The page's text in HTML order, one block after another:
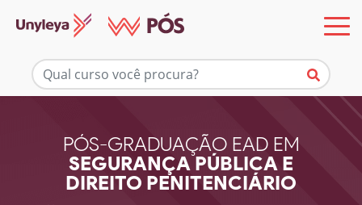
PÓS-GRADUAÇÃO EAD EM
SEGURANÇA PÚBLICA E
DIREITO PENITENCIÁRIO
Mais informações